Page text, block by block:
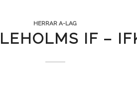
HERRAR A-LAG
IF –